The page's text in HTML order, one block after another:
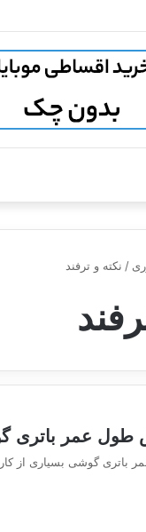
/ نکته و ترفند
طول عمر باتری
باتری گوشی بسیاری از